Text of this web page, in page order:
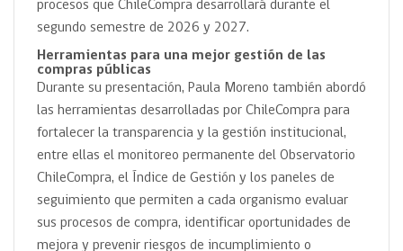
procesos que ChileCompra desarrollará durante el
segundo semestre de 2026 y 2027.
Herramientas para una mejor gestión de las
compras públicas
Durante su presentación, Paula Moreno también abordó
las herramientas desarrolladas por ChileCompra para
fortalecer la transparencia y la gestión institucional,
entre ellas el monitoreo permanente del Observatorio
ChileCompra, el Índice de Gestión y los paneles de
seguimiento que permiten a cada organismo evaluar
sus procesos de compra, identificar oportunidades de
mejora y prevenir riesgos de incumplimiento o